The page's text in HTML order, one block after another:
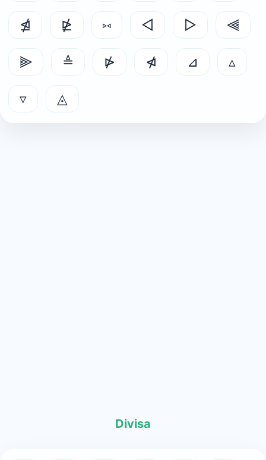
⋬ ⋭ ⑅ ◅ ▻ ⫷
⫸ ≜ ⋫ ⋪ ⊿ ▵
▿ ◬
Divisa